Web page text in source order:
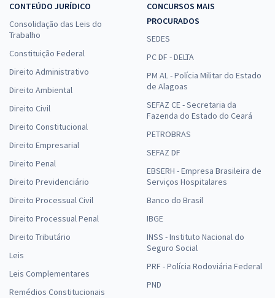
CONTEÚDO JURÍDICO
Consolidação das Leis do
Trabalho
Constituição Federal
Direito Administrativo
Direito Ambiental
Direito Civil
Direito Constitucional
Direito Empresarial
Direito Penal
Direito Previdenciário
Direito Processual Civil
Direito Processual Penal
Direito Tributário
Leis
Leis Complementares
Remédios Constitucionais
CONCURSOS MAIS
PROCURADOS
SEDES
PC DF - DELTA
PM AL - Polícia Militar do Estado
de Alagoas
SEFAZ CE - Secretaria da
Fazenda do Estado do Ceará
PETROBRAS
SEFAZ DF
EBSERH - Empresa Brasileira de
Serviços Hospitalares
Banco do Brasil
IBGE
INSS - Instituto Nacional do
Seguro Social
PRF - Polícia Rodoviária Federal
PND